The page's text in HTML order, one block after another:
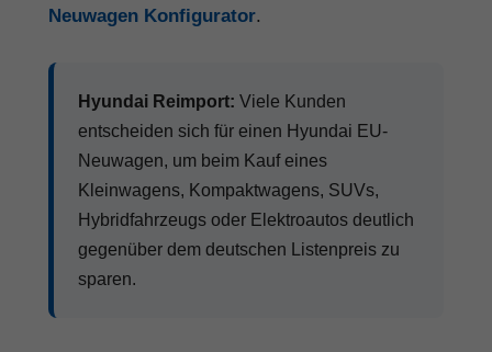
Neuwagen Konfigurator.
Hyundai Reimport: Viele Kunden
entscheiden sich für einen Hyundai EU-
Neuwagen, um beim Kauf eines
Kleinwagens, Kompaktwagens, SUVs,
Hybridfahrzeugs oder Elektroautos deutlich
gegenüber dem deutschen Listenpreis zu
sparen.